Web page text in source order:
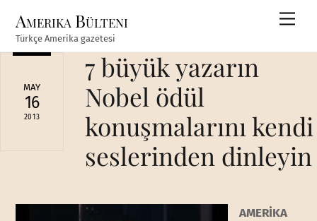
content
Amerika Bülteni
Türkçe Amerika gazetesi
MAY
16
2013
7 büyük yazarın
Nobel ödül
konuşmalarını kendi
seslerinden dinleyin
AMERİKA